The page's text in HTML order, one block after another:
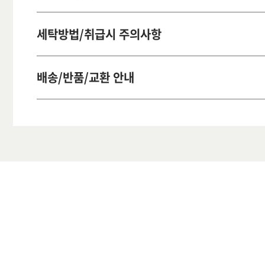
세탁방법/취급시 주의사항
배송/반품/교환 안내